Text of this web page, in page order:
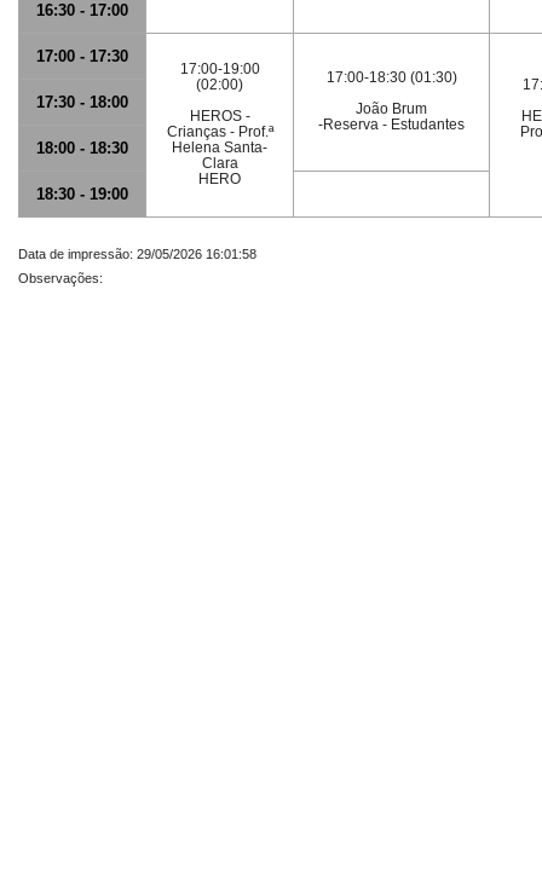
16:30 - 17:00
17:00 - 17:30
17:00-19:00
(02:00)
HEROS -
Crianças - Prof.ª
Helena Santa-
Clara
HERO
17:00-18:30 (01:30)
João Brum
-Reserva - Estudantes
17:30 - 18:00
18:00 - 18:30
18:30 - 19:00
Data de impressão: 29/05/2026 16:01:58
Observações: